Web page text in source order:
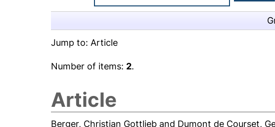
Jump to: Article
Number of items: 2.
Article
Berger, Christian Gottlieb and Dumont de Courset,